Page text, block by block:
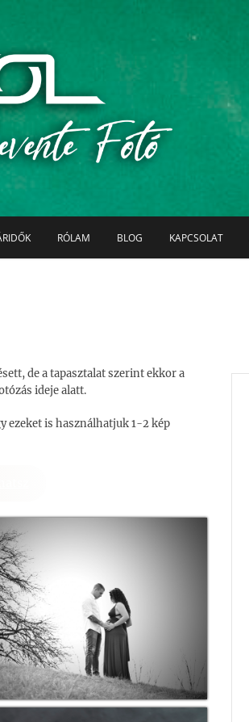
Fotó
RÓLAM BLOG KAPCSOLAT
de a tapasztalat szerint ekkor a
ideje alatt.
ezeket is használhatjuk 1-2 kép